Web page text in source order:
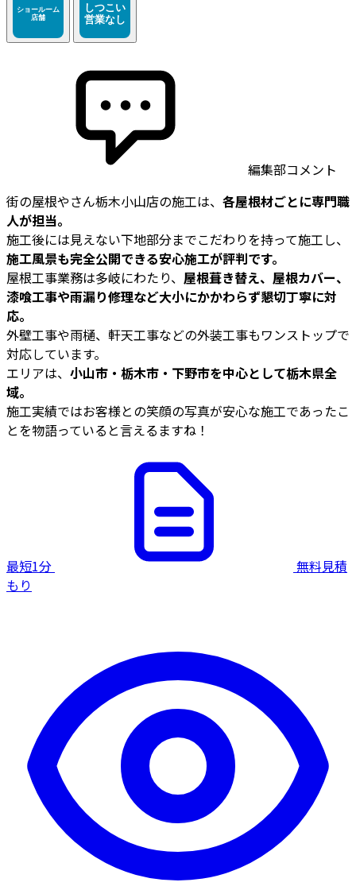
編集部コメント
街の屋根やさん栃木小山店の施工は、 各屋根材ごとに専門職
人が担当。
施工後には見えない下地部分までこだわりを持って施工し、
施工風景も完全公開できる安心施工が評判です。
屋根工事業務は多岐にわたり、 屋根葺き替え、屋根カバー、
漆喰工事や雨漏り修理など大小にかかわらず懇切丁寧に対
応。
外壁工事や雨樋、軒天工事などの外装工事もワンストップで
対応しています。
エリアは、 小山市・栃木市・下野市を中心として栃木県全
域。
施工実績ではお客様との笑顔の写真が安心な施工であったこ
とを物語っていると言えるますね！
最短1分
無料見積
もり